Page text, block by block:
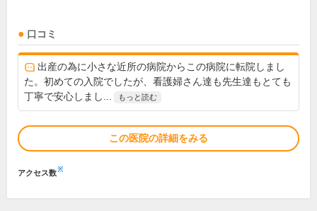
口コミ
出産の為に小さな近所の病院からこの病院に転院しまし
た。初めての入院でしたが、看護婦さん達も先生達もとても
丁寧で安心しまし...
もっと読む
この医院の詳細をみる
アクセス数※